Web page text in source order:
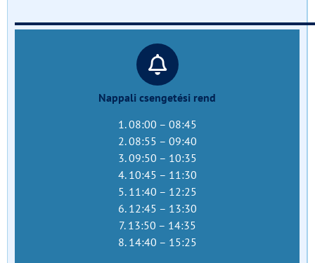
Nappali csengetési rend
1. 08:00 – 08:45
2. 08:55 – 09:40
3. 09:50 – 10:35
4. 10:45 – 11:30
5. 11:40 – 12:25
6. 12:45 – 13:30
7. 13:50 – 14:35
8. 14:40 – 15:25